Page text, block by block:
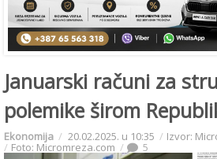
Januarski računi za
polemike širom
Ekonomija 20.02.2025. u 10:35 Izvor:
Foto: Micromreza.com 5